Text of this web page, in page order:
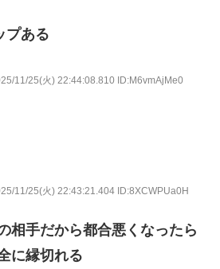
プある
11/25(火) 22:44:08.810 ID:M6vmAjMe0
11/25(火) 22:43:21.404 ID:8XCWPUa0H
相手だから都合悪くなったら
に縁切れる